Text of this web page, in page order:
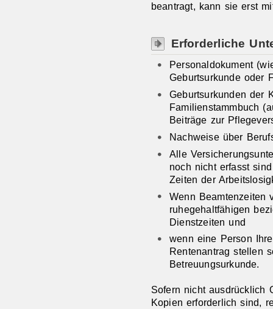
beantragt, kann sie erst
Erforderliche
Personaldokument
Geburtsurkunde oder
Geburtsurkunden der
Familienstammbuch
Beiträge zur
Nachweise über
Alle
noch nicht erfasst
Zeiten der
Wenn Beamtenzeiten
ruhegehaltfähigen
Dienstzeiten und
wenn eine Person
Rentenantrag stellen
Betreuungsurkunde.
Sofern nicht ausdrücklich
Kopien erforderlich sind,